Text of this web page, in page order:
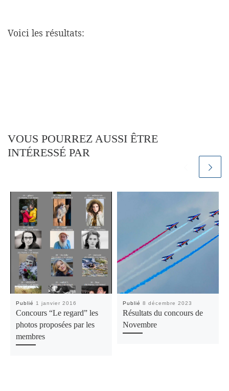
Voici les résultats:
VOUS POURREZ AUSSI ÊTRE
INTÉRESSÉ PAR
Publié 1 janvier 2016
Concours “Le regard” les
photos proposées par les
membres
Publié8 décembre 2023
Résultats du concours de
Novembre